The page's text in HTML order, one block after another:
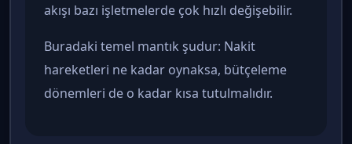
akışı bazı işletmelerde çok hızlı değişebilir.
Buradaki temel mantık şudur: Nakit
hareketleri ne kadar oynaksa, bütçeleme
dönemleri de o kadar kısa tutulmalıdır.